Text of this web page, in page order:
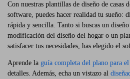
Con nuestras plantillas de diseño de casas
software, puedes hacer realidad tu sueño:
rápida y sencilla. Tanto si buscas un
modificación del diseño del hogar o un
satisfacer tus necesidades, has elegido el
Aprende la guía completa del plano para
detalles. Además, echa un vistazo al